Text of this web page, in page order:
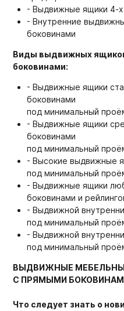
- Выдвижные ящики 4-
- Внутренние
боковинами
Виды выдвижных
боковинами:
- Выдвижные ящики
боковинами
под минимальный
- Выдвижные ящики
боковинами
под минимальный
- Высокие выдвижные
под минимальный
- Выдвижные ящики
боковинами и
- Выдвижной
под минимальный
- Выдвижной
под минимальный
ВЫДВИЖНЫЕ
С ПРЯМЫМИ
Что следует знать о